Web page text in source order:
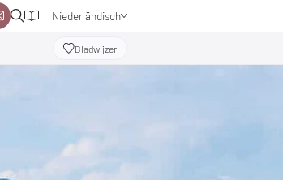
Niederländisch
Deutsch
EnglischBladwijzer